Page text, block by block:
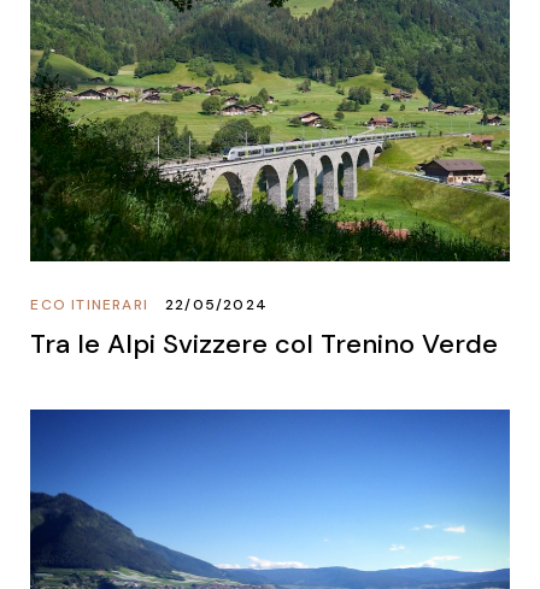
ECO ITINERARI 22/05/2024
Tra le Alpi Svizzere col Trenino Verde